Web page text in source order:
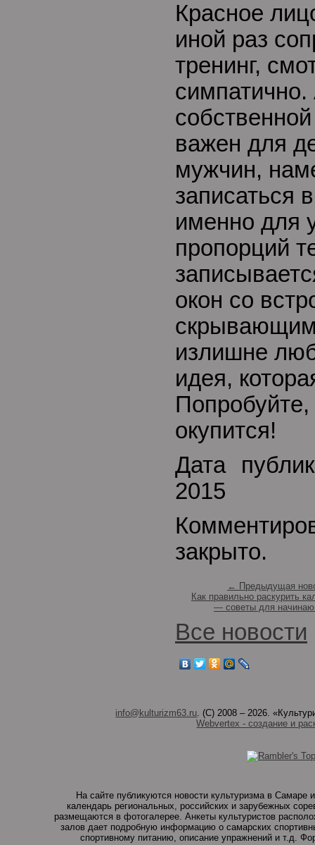
Красное
иной раз
тренинг,
важен для
мужчин,
записаться
именно для
пропорций
окон со
излишне
идея,
окупится!
Дата
2015
закрыто.
← Предыдущая
Как правильно раскурить
— советы для
Все новости
info@kulturizm63.ru. (C) 2008 – 2026.
Webvertex - создание и
На сайте публикуются новости культуризма в
календарь региональных, российских и зарубежных
размещаются в фотогалерее. Анкеты культуристов
залов дает подробную информацию о самарских
спортивному питанию, описание упражнений и т.д.